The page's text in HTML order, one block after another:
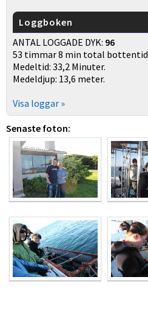
Loggboken
ANTAL LOGGADE DYK: 96
53 timmar 8 min total bottentid
Medeltid: 33,2 Minuter.
Medeldjup: 13,6 meter.
Visa loggar »
Senaste foton: